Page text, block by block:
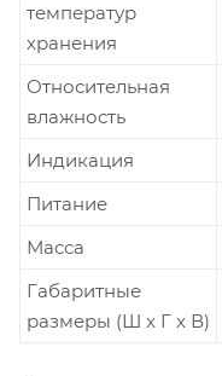
температур
хранения
Относительная
влажность
Индикация
Питание
Масса
Габаритные
размеры (Ш x Г x В)